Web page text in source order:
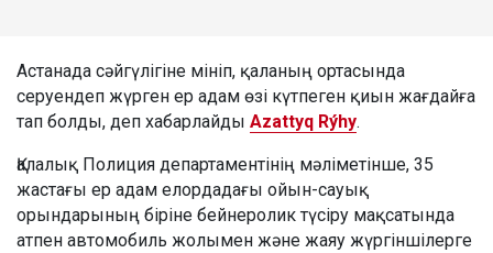
Астанада сәйгүлігіне мініп, қаланың ортасында
серуендеп жүрген ер адам өзі күтпеген қиын жағдайға
тап болды, деп хабарлайды Azattyq Rýhy.
Қалалық Полиция департаментінің мәліметінше, 35
жастағы ер адам елордадағы ойын-сауық
орындарының біріне бейнеролик түсіру мақсатында
атпен автомобиль жолымен және жаяу жүргіншілерге